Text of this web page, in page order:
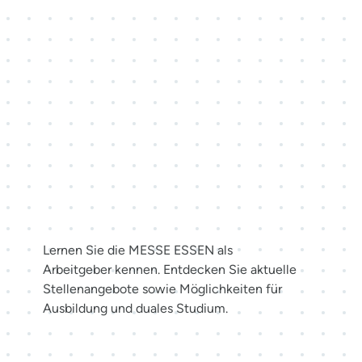
Karriere bei der MESSE
ESSEN
Lernen Sie die MESSE ESSEN als
Arbeitgeber kennen. Entdecken Sie aktuelle
Stellenangebote sowie Möglichkeiten für
Ausbildung und duales Studium.